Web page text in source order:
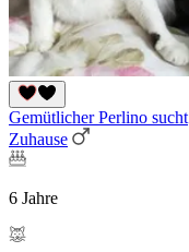
Gemütlicher Perlino sucht
Zuhause
6 Jahre